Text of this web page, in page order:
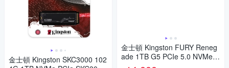
金士頓 Kingston SKC3000 102
金士頓 Kingston FURY Reneg
ade 1TB G5 PCIe 5.0 NVMe
M.2 1024GB SFYR2S/1T0 SS